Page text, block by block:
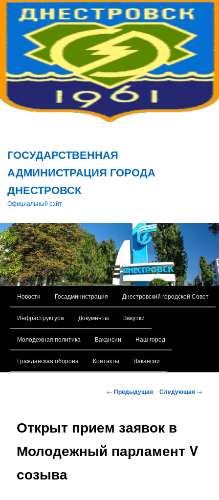
ГОСУДАРСТВЕННАЯ
АДМИНИСТРАЦИЯ ГОРОДА
ДНЕСТРОВСК
Официальный сайт
Перейти к основному содержимому
Новости Госадминистрация Днестровский городской Совет
Инфраструктура Документы Закупки
Молодежная политика Вакансии Наш город
Гражданская оборона Контакты Вакансии
Навигация по записям
← Предыдущая Следующая →
Открыт прием заявок в
Молодежный парламент V
созыва